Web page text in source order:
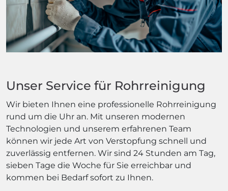
Unser Service für Rohrreinigung
Wir bieten Ihnen eine professionelle Rohrreinigung
rund um die Uhr an. Mit unseren modernen
Technologien und unserem erfahrenen Team
können wir jede Art von Verstopfung schnell und
zuverlässig entfernen. Wir sind 24 Stunden am Tag,
sieben Tage die Woche für Sie erreichbar und
kommen bei Bedarf sofort zu Ihnen.